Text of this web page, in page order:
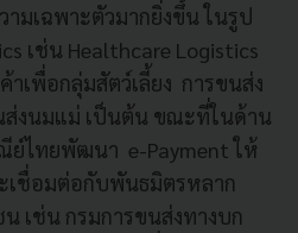
ามเฉพาะตัวมากยิ่งขึ้น ในรูป
เช่น Healthcare Logistics
เพื่อกลุ่มสัตว์เลี้ยง การขนส่ง
ส่งนมแม่ เป็นต้น ขณะที่ในด้าน
ย์ไทยพัฒนา e-Payment ให้
เชื่อมต่อกับพันธมิตรหลาก
เช่น กรมการขนส่งทางบก